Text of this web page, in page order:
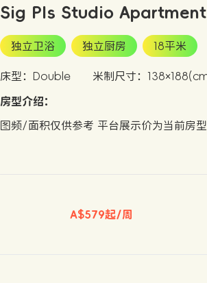
Sig Pls Studio
独立卫浴 独立厨房 18平米
床型：Double 米制尺寸：
房型介绍：
图频/面积仅供参考 平台展示价为当前房
A$579起/周